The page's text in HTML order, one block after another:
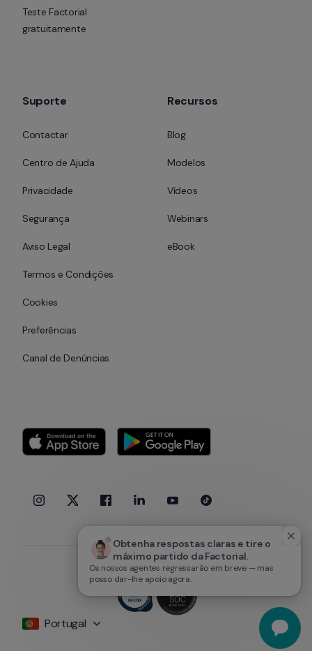
Obtenha respostas claras e tire o
máximo partido da Factorial.
Os nossos agentes regressarão em breve — mas
posso dar-lhe apoio agora.
Teste Factorial
gratuitamente
Suporte
Contactar
Centro de Ajuda
Privacidade
Segurança
Aviso Legal
Termos e Condições
Cookies
Preferências
Canal de Denúncias
Recursos
Blog
Modelos
Vídeos
Webinars
eBook
Portugal